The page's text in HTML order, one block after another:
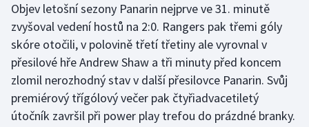
Futsal
Golf
Gymnastika
Házená
Objev letošní sezony Panarin nejprve ve 31. minutě
zvyšoval vedení hostů na 2:0. Rangers pak třemi góly
skóre otočili, v polovině třetí třetiny ale vyrovnal v
přesilové hře Andrew Shaw a tři minuty před koncem
zlomil nerozhodný stav v další přesilovce Panarin. Svůj
premiérový třígólový večer pak čtyřiadvacetiletý
útočník završil při power play trefou do prázdné branky.